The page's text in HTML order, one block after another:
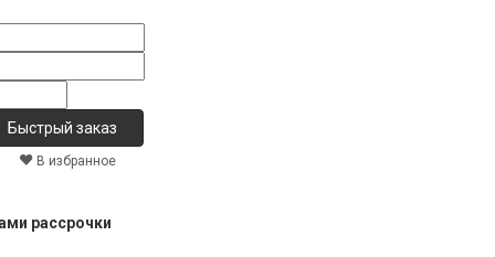
В избранное
рассрочки